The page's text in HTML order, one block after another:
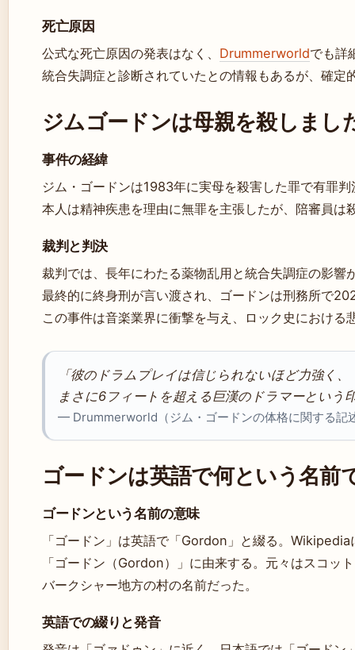
死亡原因
公式な死亡原因の発表はなく、 Drummerworldでも詳
統合失調症と診断されていたとの情報もあるが、確定
ジムゴードンは母親を殺しまし
事件の経緯
ジム・ゴードンは1983年に実母を殺害した罪で有罪
本人は精神疾患を理由に無罪を主張したが、陪審員は
裁判と判決
裁判では、長年にわたる薬物乱用と統合失調症の影響
最終的に終身刑が言い渡され、ゴードンは刑務所で
この事件は音楽業界に衝撃を与え、ロック史における
「彼のドラムプレイは信じられないほど力強く、
まさに6フィートを超える巨漢のドラマーという
— Drummerworld（ジム・ゴードンの体格に関する記
ゴードンは英語で何という名前
ゴードンという名前の意味
「ゴードン」は英語で「Gordon」と綴る。
「ゴードン（Gordon）」に由来する。元々はスコッ
バークシャー地方の村の名前だった。
英語での綴りと発音